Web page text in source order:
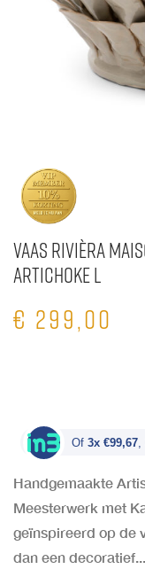
Vaas Rivièra
Artichoke L
€ 299,00
Of 3x €99,67
Handgemaakte
Meesterwerk met
geïnspireerd op de
dan een decoratief...